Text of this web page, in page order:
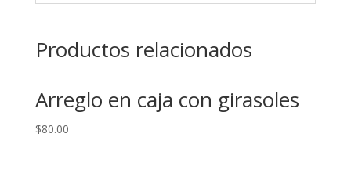
Productos relacionados
Arreglo en caja con girasoles
$80.00